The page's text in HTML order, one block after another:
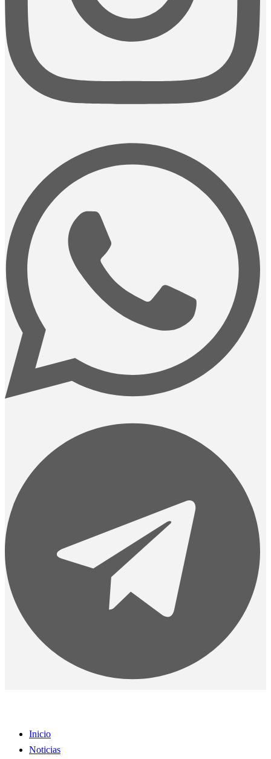
Inicio
Noticias